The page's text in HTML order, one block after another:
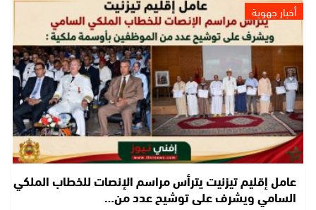
أخبار جهوية
عامل إقليم تيزنيت يترأس مراسم الإنصات للخطاب الملكي
السامي ويشرف على توشيح عدد من…